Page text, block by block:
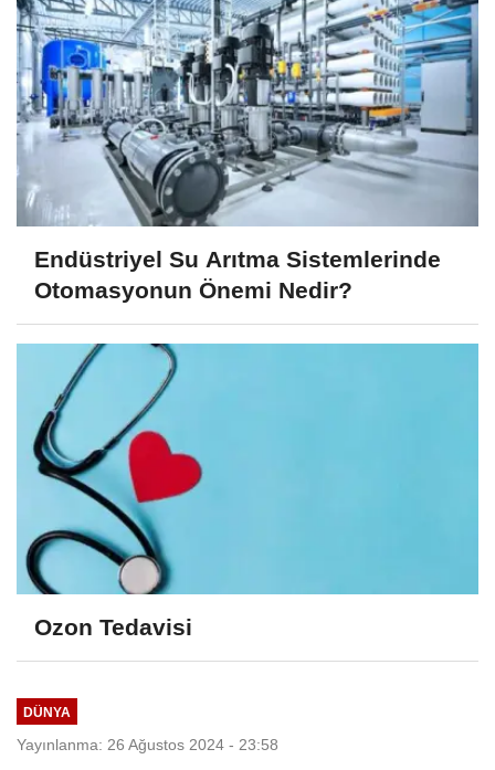
Endüstriyel Su Arıtma Sistemlerinde
Otomasyonun Önemi Nedir?
Ozon Tedavisi
DÜNYA
Yayınlanma: 26 Ağustos 2024 - 23:58